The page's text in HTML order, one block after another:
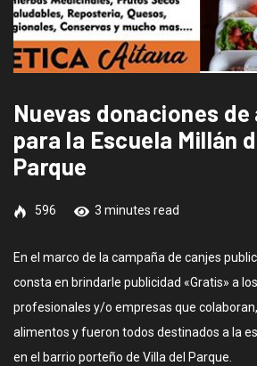
Nuevas donaciones
para la Escuela Millán
Parque
596 3 minutes read
En el marco de la campaña de canjes
consta en brindarle publicidad «Gratis» a
profesionales y/o empresas que
alimentos y fueron todos destinados a la
en el barrio porteño de Villa del Parque.